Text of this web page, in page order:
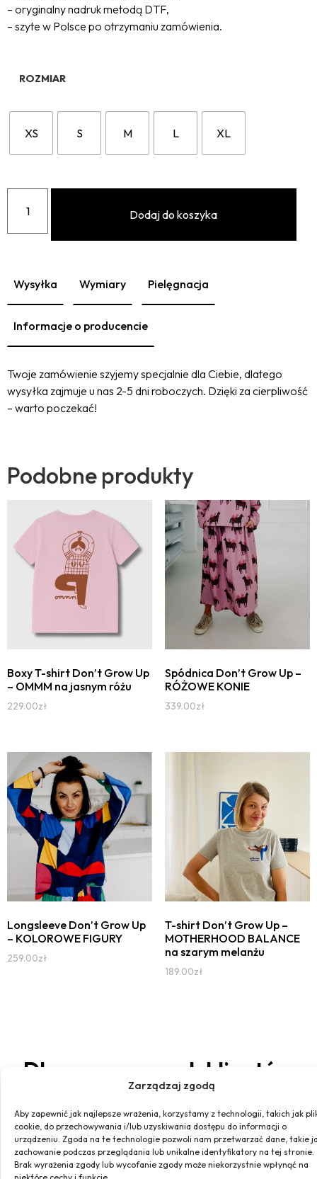
Zarządzaj zgodą
Aby zapewnić jak najlepsze wrażenia, korzystamy z technologii, takich jak
cookie, do przechowywania i/lub uzyskiwania dostępu do informacji o
urządzeniu. Zgoda na te technologie pozwoli nam przetwarzać dane, takie
zachowanie podczas przeglądania lub unikalne identyfikatory na tej stronie.
Brak wyrażenia zgody lub wycofanie zgody może niekorzystnie wpłynąć na
niektóre cechy i funkcje.
– oryginalny nadruk metodą DTF,
– szyte w Polsce po otrzymaniu zamówienia.
ROZMIAR
XS S M L XL
Dodaj do koszyka
Wysyłka Wymiary Pielęgnacja
Informacje o producencie
Twoje zamówienie szyjemy specjalnie dla Ciebie, dlatego
wysyłka zajmuje u nas 2-5 dni roboczych. Dzięki za cierpliwość
– warto poczekać!
Podobne produkty
Boxy T-shirt Don’t Grow Up
– OMMM na jasnym różu
229.00zł
Spódnica Don’t Grow Up –
RÓŻOWE KONIE
339.00zł
Longsleeve Don’t Grow Up
– KOLOROWE FIGURY
259.00zł
T-shirt Don’t Grow Up –
MOTHERHOOD BALANCE
na szarym melanżu
189.00zł
Dbamy o naszych klientów
SzyjemyDarmowa